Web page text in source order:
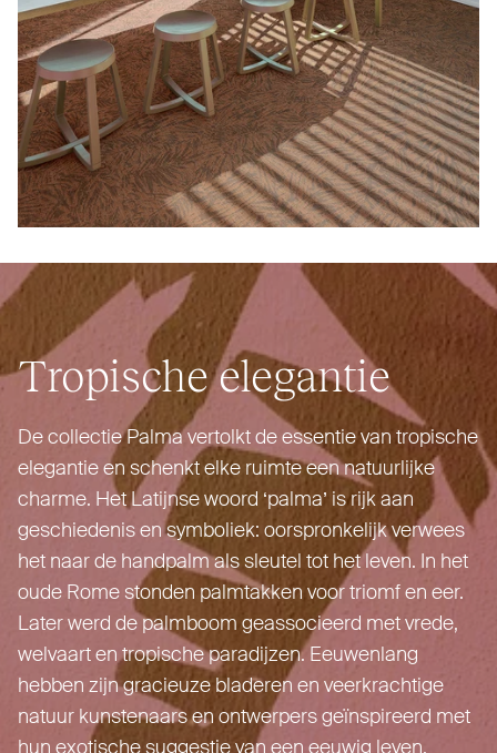
Tropische elegantie
De collectie Palma vertolkt de essentie van tropische
elegantie en schenkt elke ruimte een natuurlijke
charme. Het Latijnse woord ‘palma’ is rijk aan
geschiedenis en symboliek: oor­spronkelijk verwees
het naar de handpalm als sleutel tot het leven. In het
oude Rome stonden palmtakken voor triomf en eer.
Later werd de palmboom geas­socieerd met vrede,
welvaart en tropische paradijzen. Eeu­wenlang
hebben zijn gracieuze bladeren en veer­krachtige
natuur kun­stenaars en ont­werpers geïn­spireerd met
hun exotische suggestie van een eeuwig leven.